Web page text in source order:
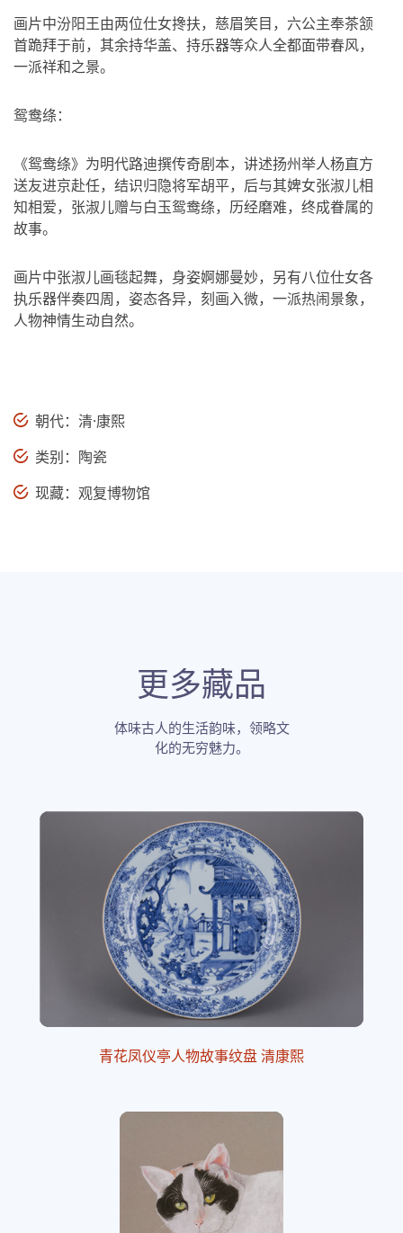
画片中汾阳王由两位仕女搀扶，慈眉笑目，六公主奉茶颔
首跪拜于前，其余持华盖、持乐器等众人全都面带春风，
一派祥和之景。
鸳鸯绦：
《鸳鸯绦》为明代路迪撰传奇剧本，讲述扬州举人杨直方
送友进京赴任，结识归隐将军胡平，后与其婢女张淑儿相
知相爱，张淑儿赠与白玉鸳鸯绦，历经磨难，终成眷属的
故事。
画片中张淑儿画毯起舞，身姿婀娜曼妙，另有八位仕女各
执乐器伴奏四周，姿态各异，刻画入微，一派热闹景象，
人物神情生动自然。
朝代：清·康熙
类别：陶瓷
现藏：观复博物馆
更多藏品
体味古人的生活韵味，领略文
化的无穷魅力。
青花凤仪亭人物故事纹盘 清康熙